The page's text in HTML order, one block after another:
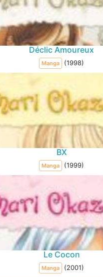
Déclic Amoureux
Manga (1998)
BX
Manga (1999)
Le Cocon
Manga (2001)